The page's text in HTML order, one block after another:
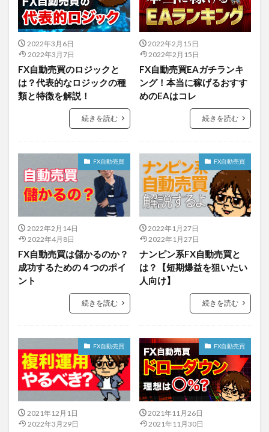
2022年3月6日
2022年3月7日
FX自動売買のロジックと
は？代表的なロジックの種
類と特徴を解説！
続きを読む
2022年2月15日
2022年2月15日
FX自動売買EAガチランキ
ング！本当に稼げるおすす
めのEAはコレ
続きを読む
FX自動売買
2022年2月14日
2022年4月8日
FX自動売買は儲かるのか？
成功するための４つのポイ
ント
続きを読む
FX自動売買
2022年1月27日
2022年1月27日
ナンピン系FX自動売買と
は？【短期爆益を狙いたい
人向け】
続きを読む
FX自動売買
2021年12月1日
2022年3月29日
FX自動売買
2021年11月26日
2021年11月30日